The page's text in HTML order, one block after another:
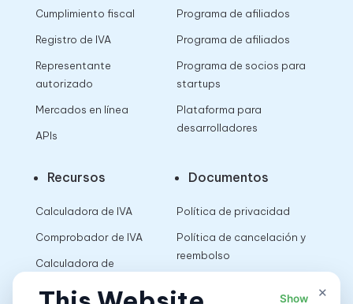
Cumplimiento fiscal
Registro de IVA
Representante
autorizado
Mercados en línea
APIs
Programa de afiliados
Programa de afiliados
Programa de socios para
startups
Plataforma para
desarrolladores
Recursos
Calculadora de IVA
Comprobador de IVA
Calculadora de
ventas
Documentos
Política de privacidad
Política de cancelación y
reembolso
×
Show